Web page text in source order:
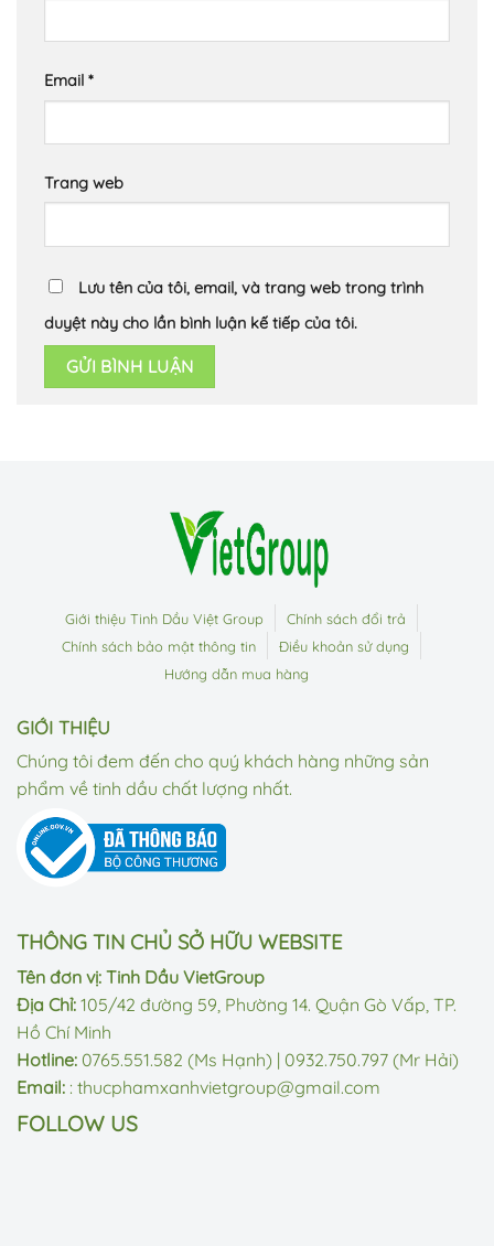
Email *
Trang web
Lưu tên của tôi, email, và trang web trong trình
duyệt này cho lần bình luận kế tiếp của tôi.
Giới thiệu Tinh Dầu Việt Group
Chính sách đổi trả
Chính sách bảo mật thông tin
Điều khoản sử dụng
Hướng dẫn mua hàng
GIỚI THIỆU
Chúng tôi đem đến cho quý khách hàng những sản
phẩm về tinh dầu chất lượng nhất.
THÔNG TIN CHỦ SỞ HỮU WEBSITE
Tên đơn vị: Tinh Dầu VietGroup
Địa Chỉ: 105/42 đường 59, Phường 14. Quận Gò Vấp, TP.
Hồ Chí Minh
Hotline: 0765.551.582 (Ms Hạnh) | 0932.750.797 (Mr Hải)
Email: : thucphamxanhvietgroup@gmail.com
FOLLOW US